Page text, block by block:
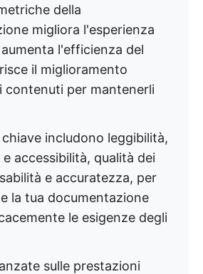
della
migliora l'esperienza
l'efficienza del
il miglioramento
contenuti per mantenerli
includono leggibilità,
accessibilità, qualità dei
e accuratezza, per
la tua documentazione
le esigenze degli
sulle prestazioni